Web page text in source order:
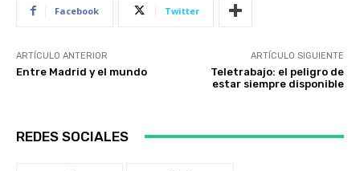
Facebook Twitter
ARTÍCULO ANTERIOR
Entre Madrid y el mundo
ARTÍCULO SIGUIENTE
Teletrabajo: el peligro de
estar siempre disponible
REDES SOCIALES